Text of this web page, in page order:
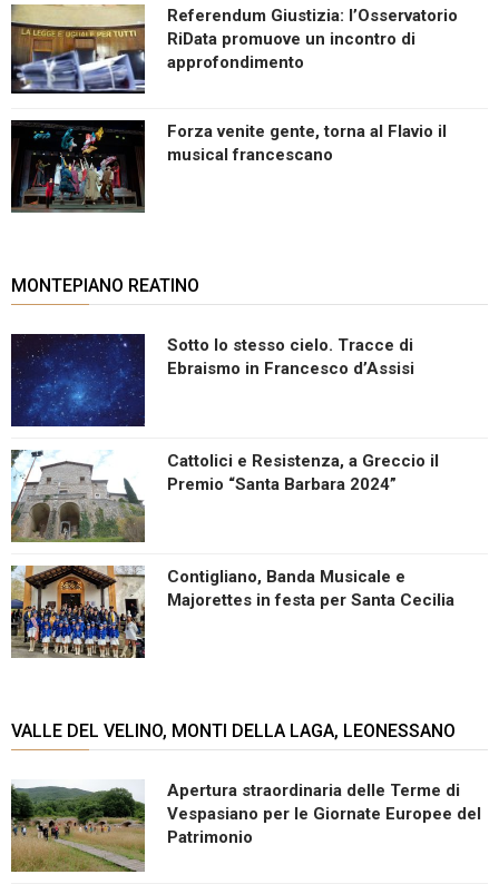
Referendum Giustizia: l’Osservatorio
RiData promuove un incontro di
approfondimento
Forza venite gente, torna al Flavio il
musical francescano
MONTEPIANO REATINO
Sotto lo stesso cielo. Tracce di
Ebraismo in Francesco d’Assisi
Cattolici e Resistenza, a Greccio il
Premio “Santa Barbara 2024”
Contigliano, Banda Musicale e
Majorettes in festa per Santa Cecilia
VALLE DEL VELINO, MONTI DELLA LAGA, LEONESSANO
Apertura straordinaria delle Terme di
Vespasiano per le Giornate Europee del
Patrimonio